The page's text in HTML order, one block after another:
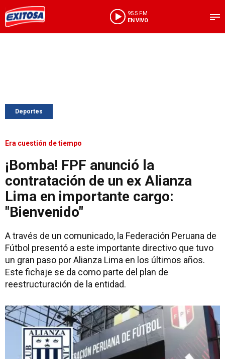
95.5 FM
EN VIVO
Deportes
Era cuestión de tiempo
¡Bomba! FPF anunció la
contratación de un ex Alianza
Lima en importante cargo:
"Bienvenido"
A través de un comunicado, la Federación Peruana de
Fútbol presentó a este importante directivo que tuvo
un gran paso por Alianza Lima en los últimos años.
Este fichaje se da como parte del plan de
reestructuración de la entidad.